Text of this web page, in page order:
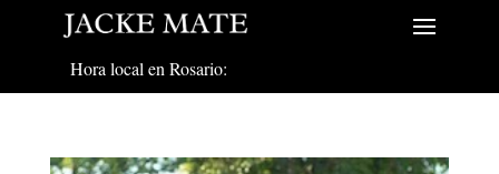
Hora local en Rosario: